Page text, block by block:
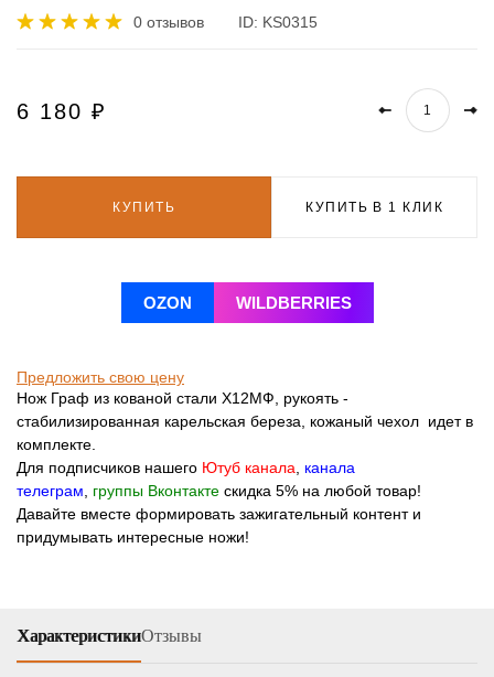
0 отзывов ID: KS0315
6 180 ₽
КУПИТЬ КУПИТЬ В 1 КЛИК
OZON WILDBERRIES
Предложить свою цену
Нож Граф из кованой стали Х12МФ, рукоять -
стабилизированная карельская береза, кожаный чехол идет в
комплекте.
Для подписчиков нашего Ютуб канала
канала
телеграм
группы Вконтакте скидка 5% на любой товар!
Давайте вместе формировать зажигательный контент и
придумывать интересные ножи!
ХарактеристикиОтзывы